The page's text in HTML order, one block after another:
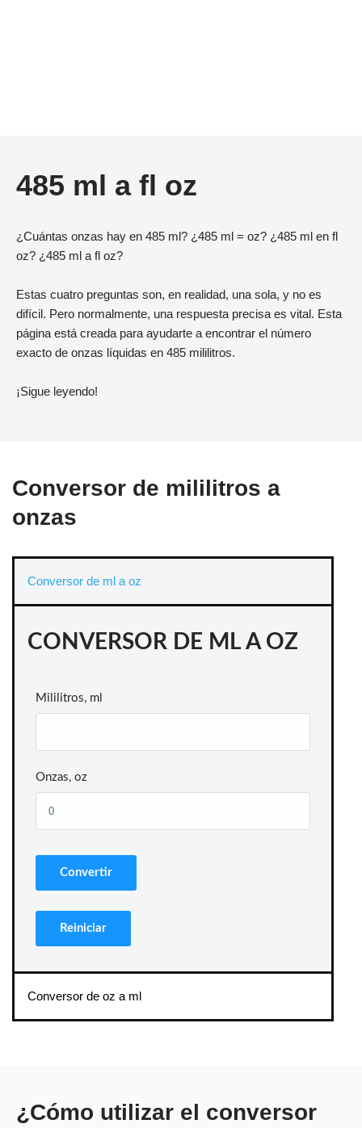
485 ml a fl oz
¿Cuántas onzas hay en 485 ml? ¿485 ml = oz? ¿485 ml en fl
oz? ¿485 ml a fl oz?
Estas cuatro preguntas son, en realidad, una sola, y no es
difícil. Pero normalmente, una respuesta precisa es vital. Esta
página está creada para ayudarte a encontrar el número
exacto de onzas líquidas en 485 mililitros.
¡Sigue leyendo!
Conversor de mililitros a
onzas
Conversor de ml a oz
CONVERSOR DE ML A OZ
Mililitros, ml
Onzas, oz
Conversor de oz a ml
¿Cómo utilizar el conversor